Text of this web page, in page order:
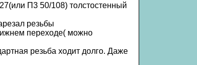
П3 50/108) толстостенный
резьбы
переходе( можно
резьба ходит долго. Даже